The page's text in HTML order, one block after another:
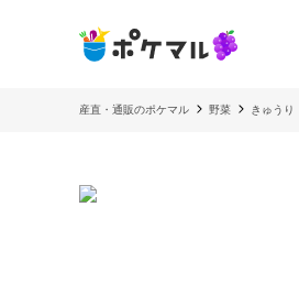
産直・通販のポケマル 野菜 きゅうり